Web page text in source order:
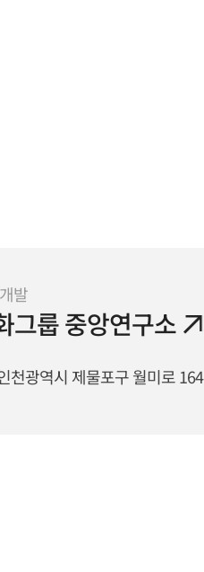
발
그룹 중앙연구소
천광역시 제물포구 월미로 164